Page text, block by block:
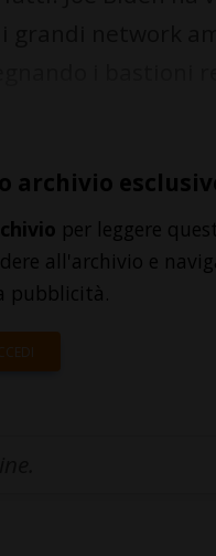
archivio
per leggere
all'archivio e
pubblicità.